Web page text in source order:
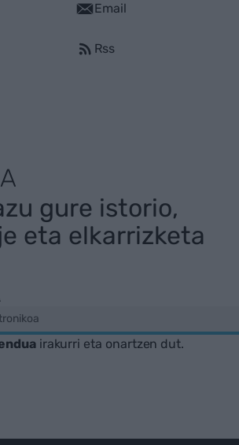
Email
Rss
gure istorio,
eta elkarrizketa
irakurri eta onartzen dut.